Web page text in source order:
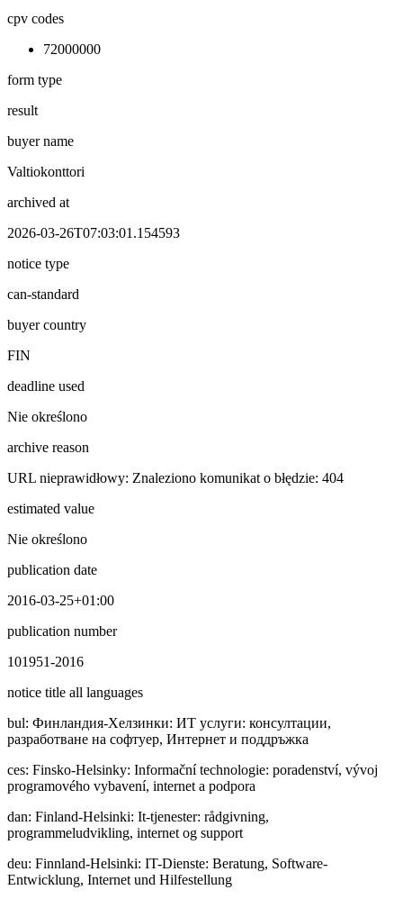
cpv codes
72000000
form type
result
buyer name
Valtiokonttori
archived at
2026-03-26T07:03:01.154593
notice type
can-standard
buyer country
FIN
deadline used
Nie określono
archive reason
URL nieprawidłowy: Znaleziono komunikat o błędzie: 404
estimated value
Nie określono
publication date
2016-03-25+01:00
publication number
101951-2016
notice title all languages
bul: Финлaндия-Хелзинки: ИТ услуги: консултации,
разработване на софтуер, Интернет и поддръжка
ces: Finsko-Helsinky: Informační technologie: poradenství, vývoj
programového vybavení, internet a podpora
dan: Finland-Helsinki: It-tjenester: rådgivning,
programmeludvikling, internet og support
deu: Finnland-Helsinki: IT-Dienste: Beratung, Software-
Entwicklung, Internet und Hilfestellung